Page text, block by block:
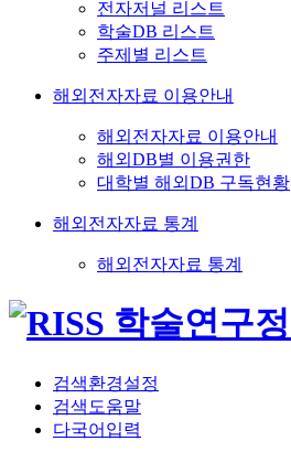
전자저널 리스트
학술DB 리스트
주제별 리스트
해외전자자료 이용안내
해외전자자료 이용안내
해외DB별 이용권한
대학별 해외DB 구독현황
해외전자자료 통계
해외전자자료 통계
검색환경설정
검색도움말
다국어입력